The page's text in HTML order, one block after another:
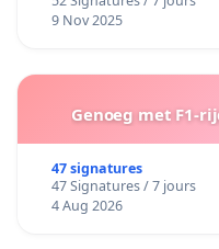
9 Nov 2025
Genoeg met F1-
47 signatures
47 Signatures / 7 jours
4 Aug 2026